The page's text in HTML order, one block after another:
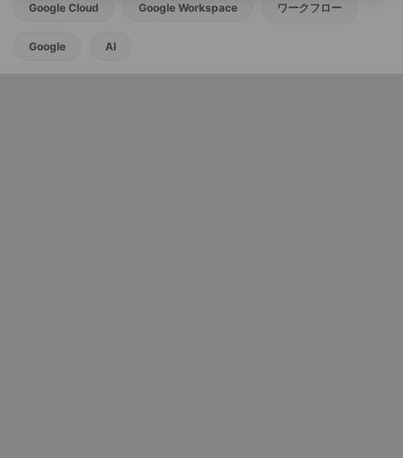
Google Cloud Google Workspace ワークフロー
Google AI